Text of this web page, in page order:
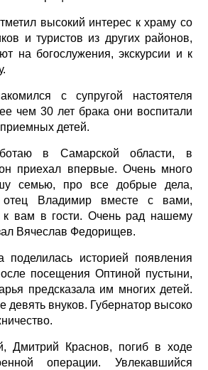
высокий интерес к храму со
и туристов из других районов,
на богослужения, экскурсии и к
с супругой настоятеля
чем 30 лет брака они воспитали
детей.
в Самарской области, в
приехал впервые. Очень много
семью, про все добрые дела,
отец Владимир вместе с вами,
к вам в гости. Очень рад нашему
Вячеслав Федорищев.
поделилась историей появления
посещения Оптиной пустыни,
предсказала им многих детей.
девять внуков. Губернатор высоко
Дмитрий Краснов, погиб в ходе
операции. Увлекавшийся